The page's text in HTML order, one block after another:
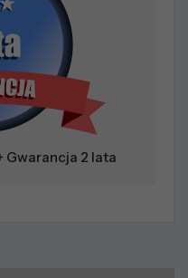
Gwarancja 2 lata